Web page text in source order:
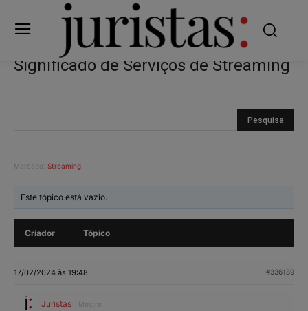
Significado de Serviços de Streaming
Marcado: Streaming
Este tópico está vazio.
Criador Tópico
17/02/2024 às 19:48 #336189
Juristas Mestre